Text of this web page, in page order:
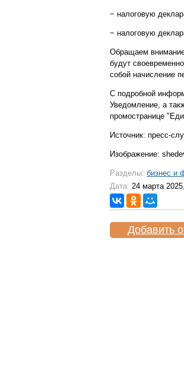
− налоговую
− налоговую
Обращаем
будут
собой начисление
С подробной
Уведомление, а
промостранице
Источник: пресс-
Изображение:
Разделы: бизнес и
Дата: 24 марта
Добавить